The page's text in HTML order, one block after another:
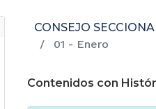
CONSEJO
01 - Enero
Contenidos con